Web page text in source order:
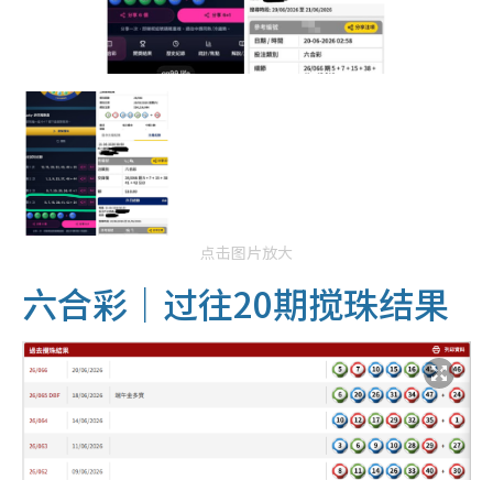
点击图片放大
六合彩｜过往20期搅珠结果